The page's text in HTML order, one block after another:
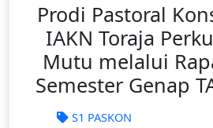
Prodi Pastoral
IAKN Toraja
Mutu melalui
Semester Genap
S1 PASKON